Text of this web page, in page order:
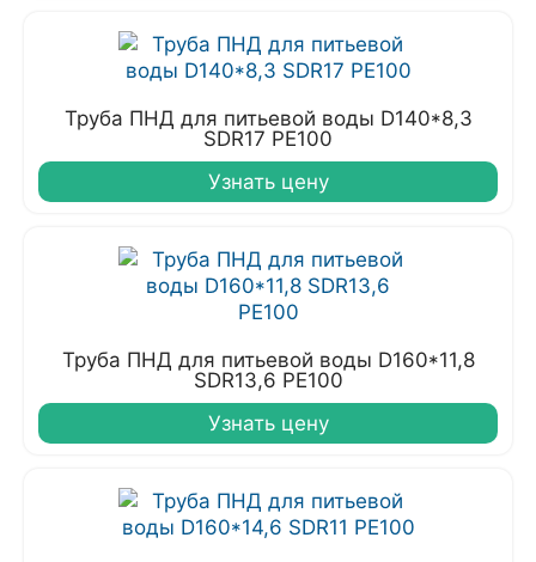
Труба ПНД для питьевой воды D140*8,3
SDR17 PE100
Узнать цену
Труба ПНД для питьевой воды D160*11,8
SDR13,6 PE100
Узнать цену